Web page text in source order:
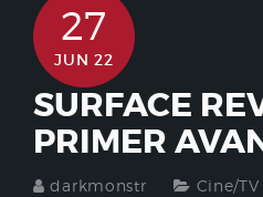
27
JUN 22
SURFACE
PRIMER
darkmonstr Cine/TV